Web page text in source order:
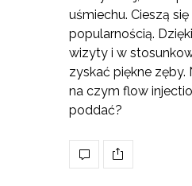
uśmiechu. Cieszą
popularnością.
wizyty i w
zyskać piękne
na czym flow
poddać?